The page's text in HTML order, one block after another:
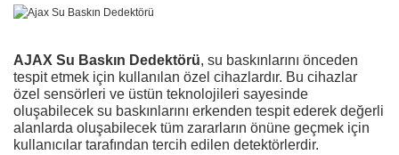
AJAX Su Baskın Dedektörü, su baskınlarını önceden
tespit etmek için kullanılan özel cihazlardır. Bu cihazlar
özel sensörleri ve üstün teknolojileri sayesinde
oluşabilecek su baskınlarını erkenden tespit ederek değerli
alanlarda oluşabilecek tüm zararların önüne geçmek için
kullanıcılar tarafından tercih edilen detektörlerdir.